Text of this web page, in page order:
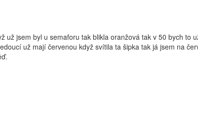
jsem byl u semaforu tak blikla oranžová tak v 50 bych to
už mají červenou když svítila ta šipka tak já jsem na